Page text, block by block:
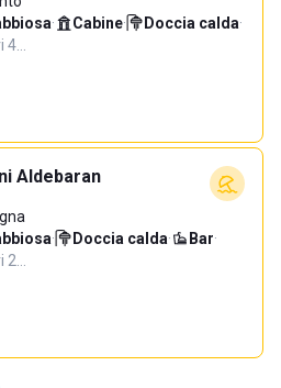
· Cabine· Doccia calda·
4…
Aldebaran
· Doccia calda· Bar·
2…